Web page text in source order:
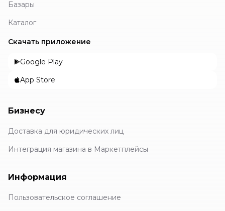
Базары
Каталог
Скачать приложение
Google Play
App Store
Бизнесу
Доставка для юридических лиц
Интеграция магазина в Маркетплейсы
Информация
Пользовательское соглашение